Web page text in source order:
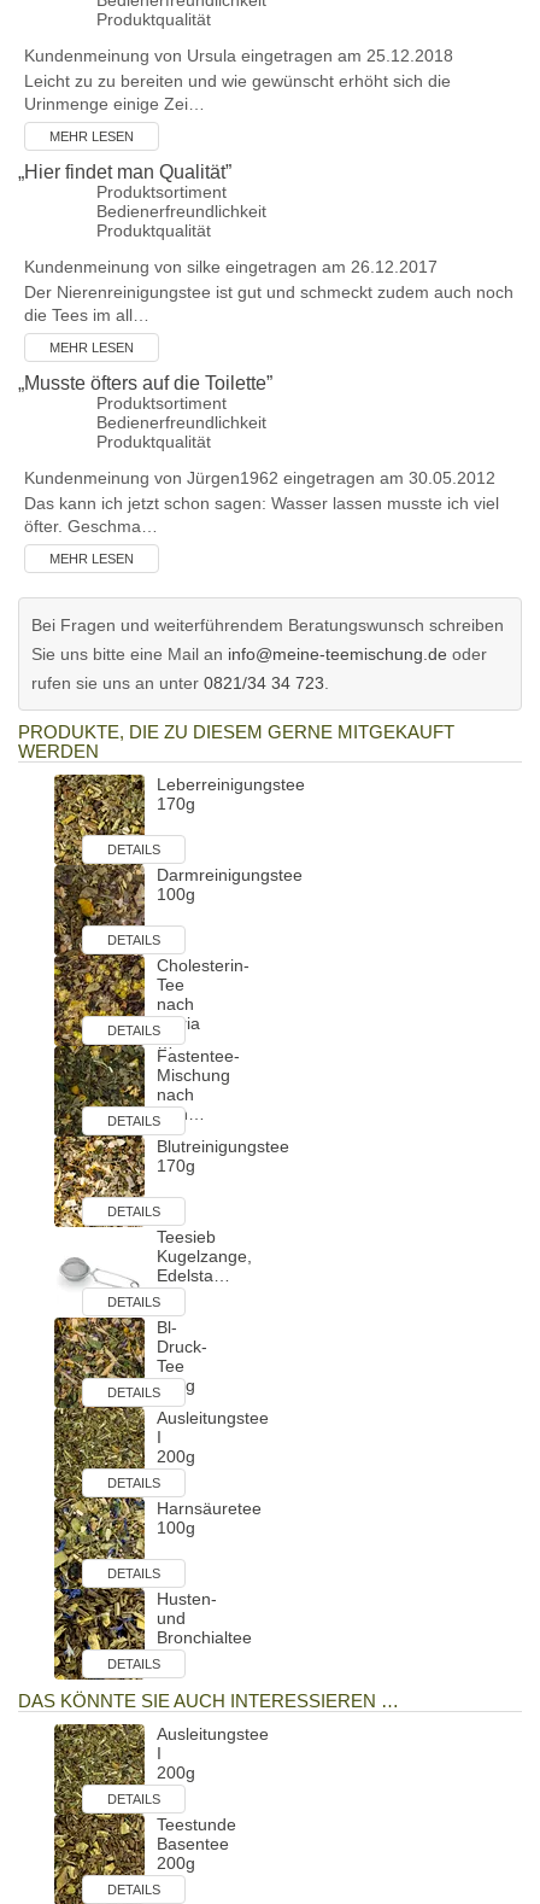
Produktqualität
Kundenmeinung von Ursula eingetragen am 25.12.2018
Leicht zu zu bereiten und wie gewünscht erhöht sich die
Urinmenge einige Zei…
MEHR LESEN
„Hier findet man Qualität”
Produktsortiment
Bedienerfreundlichkeit
Produktqualität
Kundenmeinung von silke eingetragen am 26.12.2017
Der Nierenreinigungstee ist gut und schmeckt zudem auch noch
die Tees im all…
MEHR LESEN
„Musste öfters auf die Toilette”
Produktsortiment
Bedienerfreundlichkeit
Produktqualität
Kundenmeinung von Jürgen1962 eingetragen am 30.05.2012
Das kann ich jetzt schon sagen: Wasser lassen musste ich viel
öfter. Geschma…
MEHR LESEN
Bei Fragen und weiterführendem Beratungswunsch schreiben
Sie uns bitte eine Mail an info@meine-teemischung.de oder
rufen sie uns an unter 0821/34 34 723
PRODUKTE, DIE ZU DIESEM GERNE MITGEKAUFT
WERDEN
Leberreinigungstee
170g
DETAILS
Darmreinigungstee
100g
DETAILS
Cholesterin-
Tee
nach
Maria
…
DETAILS
Fastentee-
Mischung
nach
Ren…
DETAILS
Blutreinigungstee
170g
DETAILS
Teesieb
Kugelzange,
Edelsta…
DETAILS
Bl-
Druck-
Tee
200g
DETAILS
Ausleitungstee
I
200g
DETAILS
Harnsäuretee
100g
DETAILS
Husten-
und
Bronchialtee
I …
DETAILS
DAS KÖNNTE SIE AUCH INTERESSIEREN …
Ausleitungstee
I
200g
DETAILS
Teestunde
Basentee
200g
DETAILS